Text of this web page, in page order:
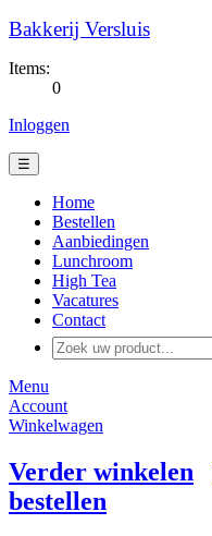
Bakkerij Versluis
Items:
0
Inloggen
☰
Home
Bestellen
Aanbiedingen
Lunchroom
High Tea
Vacatures
Contact
Menu
Account
Winkelwagen
Verder winkelen
bestellen